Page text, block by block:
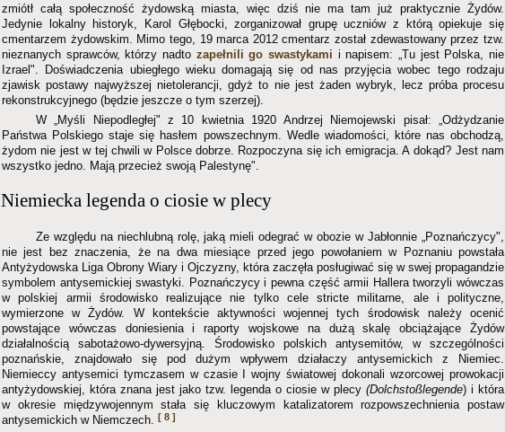
zmiótł całą społeczność żydowską miasta, więc dziś nie ma tam już praktycznie Żydów.
Jedynie lokalny historyk, Karol Głębocki, zorganizował grupę uczniów z którą opiekuje się
cmentarzem żydowskim. Mimo tego, 19 marca 2012 cmentarz został zdewastowany przez tzw.
nieznanych sprawców, którzy nadto zapełnili go swastykami i napisem: „Tu jest Polska, nie
Izrael". Doświadczenia ubiegłego wieku domagają się od nas przyjęcia wobec tego rodzaju
zjawisk postawy najwyższej nietolerancji, gdyż to nie jest żaden wybryk, lecz próba procesu
rekonstrukcyjnego (będzie jeszcze o tym szerzej).
W „Myśli Niepodległej" z 10 kwietnia 1920 Andrzej Niemojewski pisał: „Odżydzanie
Państwa Polskiego staje się hasłem powszechnym. Wedle wiadomości, które nas obchodzą,
żydom nie jest w tej chwili w Polsce dobrze. Rozpoczyna się ich emigracja. A dokąd? Jest nam
wszystko jedno. Mają przecież swoją Palestynę".
Niemiecka legenda o ciosie w plecy
Ze względu na niechlubną rolę, jaką mieli odegrać w obozie w Jabłonnie „Poznańczycy",
nie jest bez znaczenia, że na dwa miesiące przed jego powołaniem w Poznaniu powstała
Antyżydowska Liga Obrony Wiary i Ojczyzny, która zaczęła posługiwać się w swej propagandzie
symbolem antysemickiej swastyki. Poznańczycy i pewna część armii Hallera tworzyli wówczas
w polskiej armii środowisko realizujące nie tylko cele stricte militarne, ale i polityczne,
wymierzone w Żydów. W kontekście aktywności wojennej tych środowisk należy ocenić
powstające wówczas doniesienia i raporty wojskowe na dużą skalę obciążające Żydów
działalnością sabotażowo-dywersyjną. Środowisko polskich antysemitów, w szczególności
poznańskie, znajdowało się pod dużym wpływem działaczy antysemickich z Niemiec.
Niemieccy antysemici tymczasem w czasie I wojny światowej dokonali wzorcowej prowokacji
antyżydowskiej, która znana jest jako tzw. legenda o ciosie w plecy (Dolchstoßlegende) i która
w okresie międzywojennym stała się kluczowym katalizatorem rozpowszechnienia postaw
antysemickich w Niemczech.
[ 8 ]